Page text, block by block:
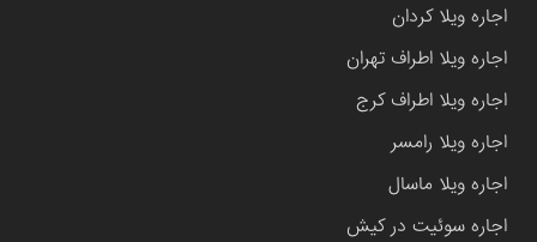
اجاره ویلا کردان
اجاره ویلا اطراف تهران
اجاره ویلا اطراف کرج
اجاره ویلا رامسر
اجاره ویلا ماسال
اجاره سوئیت در کیش